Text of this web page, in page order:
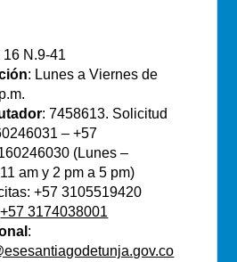
16 N.9-41
: Lunes a Viernes de
: 7458613. Solicitud
– +57
(Lunes –
am y 2 pm a 5 pm)
+57 3105519420
+57 3174038001
: